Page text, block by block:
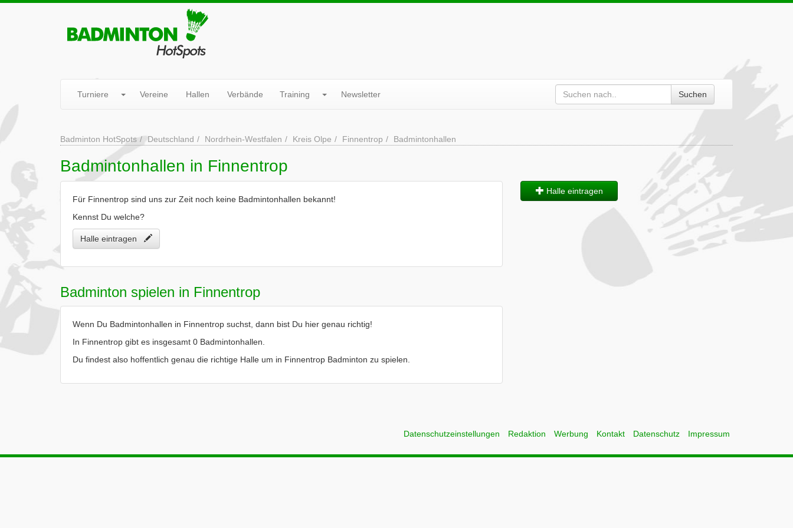
Turniere Vereine Hallen Verbände Training Newsletter Suchen
Badminton HotSpots Deutschland Nordrhein-Westfalen Kreis Olpe Finnentrop Badmintonhallen
Badmintonhallen in Finnentrop
Für Finnentrop sind uns zur Zeit noch keine Badmintonhallen bekannt!
Kennst Du welche?
Halle eintragen
Badminton spielen in Finnentrop
Wenn Du Badmintonhallen in Finnentrop suchst, dann bist Du hier genau richtig!
In Finnentrop gibt es insgesamt 0 Badmintonhallen.
Du findest also hoffentlich genau die richtige Halle um in Finnentrop Badminton zu spielen.
Halle eintragen
Datenschutzeinstellungen Redaktion Werbung Kontakt Datenschutz Impressum